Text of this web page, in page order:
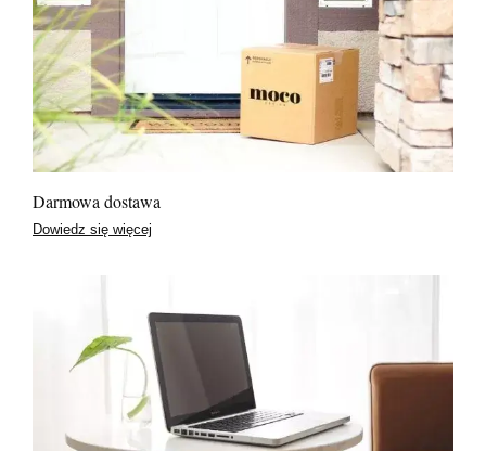
Darmowa dostawa
Dowiedz się więcej